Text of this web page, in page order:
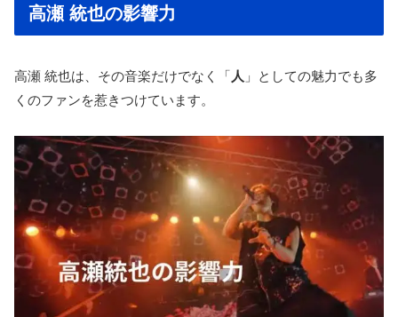
高瀬 統也の影響力
高瀬 統也は、その音楽だけでなく「 人 」としての魅力でも多
くのファンを惹きつけています。